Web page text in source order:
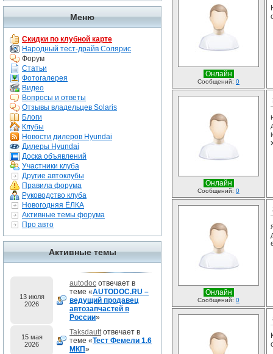
Меню
Скидки по клубной карте
Народный тест-драйв Солярис
Форум
Статьи
Фотогалерея
Видео
Вопросы и ответы
Отзывы владельцев Solaris
Блоги
Клубы
Новости дилеров Hyundai
Дилеры Hyundai
Доска объявлений
Участники клуба
Другие автоклубы
Правила форума
Руководство клуба
Новогодняя ЁЛКА
Активные темы форума
Про авто
Активные темы
13 июля
2026
autodoc отвечает в
теме «AUTODOC.RU –
ведущий продавец
автозапчастей в
России»
15 мая
2026
Taksdauttотвечает в
теме «Тест Фемели 1.6
МКП»
Онлайн
Сообщений: 0
Онлайн
Сообщений: 0
Онлайн
Сообщений: 0